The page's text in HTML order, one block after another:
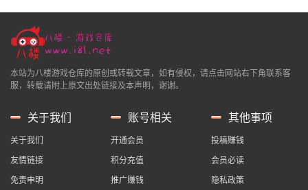
本站为八楼游戏仓库的原创或转载文章，如有侵权，请点击网站右下角联系客
服，转载请附上原文出处链接及本声明，谢谢。
关于我们
关于我们
友情链接
免责申明
账号相关
开通会员
积分充值
推广赚钱
其他事项
投稿赚钱
会员必读
隐私政策